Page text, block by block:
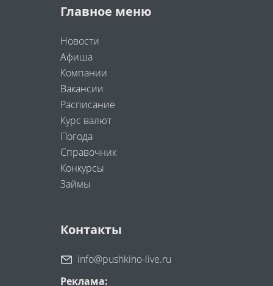
Главное меню
Новости
Афиша
Компании
Вакансии
Расписание
Курс валют
Погода
Справочник
Конкурсы
Займы
Контакты
info@pushkino-live.ru
Реклама: